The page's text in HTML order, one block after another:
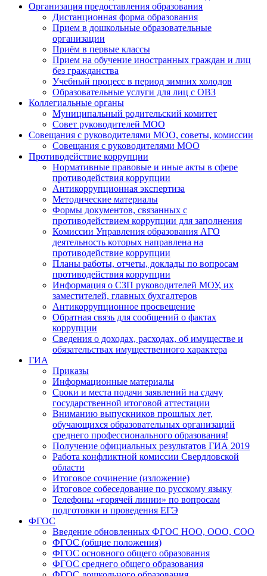
Организация предоставления образования
Дистанционная форма образования
Прием в дошкольные образовательные
организации
Приём в первые классы
Прием на обучение иностранных граждан и лиц
без гражданства
Учебный процесс в период зимних холодов
Образовательные услуги для лиц с ОВЗ
Коллегиальные органы
Муниципальный родительский комитет
Совет руководителей МОО
Совещания с руководителями МОО, советы, комиссии
Совещания с руководителями МОО
Противодействие коррупции
Нормативные правовые и иные акты в сфере
противодействия коррупции
Антикоррупционная экспертиза
Методические материалы
Формы документов, связанных с
противодействием коррупции для заполнения
Комиссии Управления образования АГО
деятельность которых направлена на
противодействие коррупции
Планы работы, отчеты, доклады по вопросам
противодействия коррупции
Информация о СЗП руководителей МОУ, их
заместителей, главных бухгалтеров
Антикоррупционное просвещение
Обратная связь для сообщений о фактах
коррупции
Сведения о доходах, расходах, об имуществе и
обязательствах имущественного характера
ГИА
Приказы
Информационные материалы
Сроки и места подачи заявлений на сдачу
государственной итоговой аттестации
Вниманию выпускников прошлых лет,
обучающихся образовательных организаций
среднего профессионального образования!
Получение официальных результатов ГИА 2019
Работа конфликтной комиссии Свердловской
области
Итоговое сочинение (изложение)
Итоговое собеседование по русскому языку
Телефоны «горячей линии» по вопросам
подготовки и проведения ЕГЭ
ФГОС
Введение обновленных ФГОС НОО, ООО, СОО
ФГОС (общие положения)
ФГОС основного общего образования
ФГОС среднего общего образования